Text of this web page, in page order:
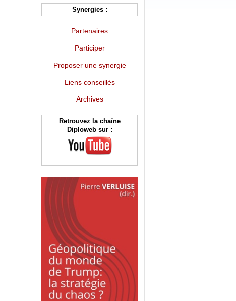
Synergies :
Partenaires
Participer
Proposer une synergie
Liens conseillés
Archives
Retrouvez la chaîne
Diploweb sur :